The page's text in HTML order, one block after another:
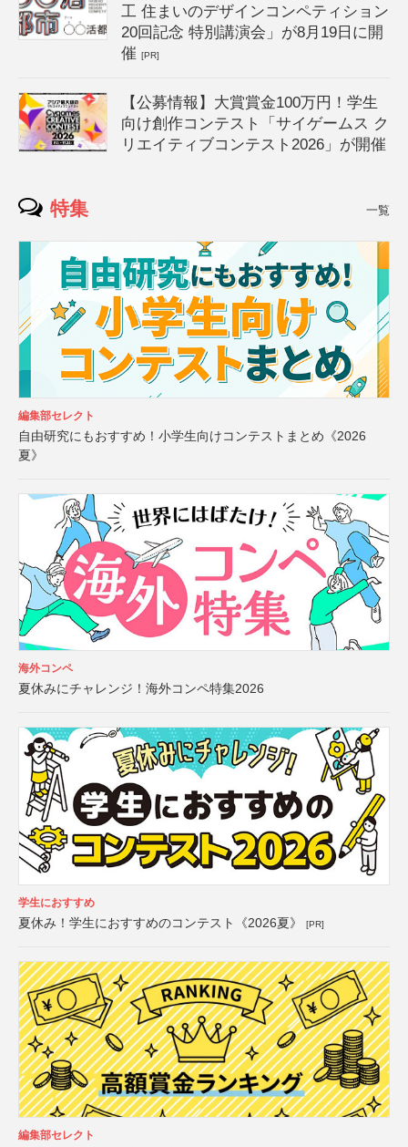
工 住まいのデザインコンペティション
20回記念 特別講演会」が8月19日に開
催[PR]
【公募情報】大賞賞金100万円！学生
向け創作コンテスト「サイゲームス ク
リエイティブコンテスト2026」が開催
特集 一覧
編集部セレクト
自由研究にもおすすめ！小学生向けコンテストまとめ《2026
夏》
海外コンペ
夏休みにチャレンジ！海外コンペ特集2026
学生におすすめ
夏休み！学生におすすめのコンテスト《2026夏》 [PR]
編集部セレクト